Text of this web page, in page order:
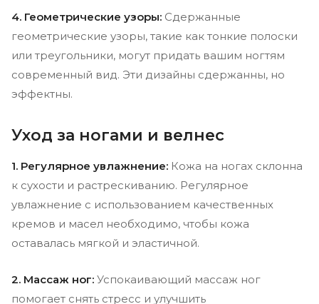
4. Геометрические узоры: Сдержанные
геометрические узоры, такие как тонкие полоски
или треугольники, могут придать вашим ногтям
современный вид. Эти дизайны сдержанны, но
эффектны.
Уход за ногами и велнес
1. Регулярное увлажнение: Кожа на ногах склонна
к сухости и растрескиванию. Регулярное
увлажнение с использованием качественных
кремов и масел необходимо, чтобы кожа
оставалась мягкой и эластичной.
2. Массаж ног: Успокаивающий массаж ног
помогает снять стресс и улучшить